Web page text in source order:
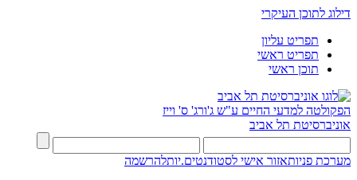
דילוג לתוכן העיקרי
תפריט עליון
תפריט ראשי
תוכן ראשי
הפקולטה למדעי החיים ע"ש ג'ורג' ס' וייז
אוניברסיטת תל אביב
מערכת פניותאזור אישי לסטודנטים.יותלהרשמה